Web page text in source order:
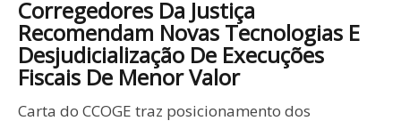
Corregedores Da Justiça
Recomendam Novas Tecnologias E
Desjudicialização De Execuções
Fiscais De Menor Valor
Carta do CCOGE traz posicionamento dos